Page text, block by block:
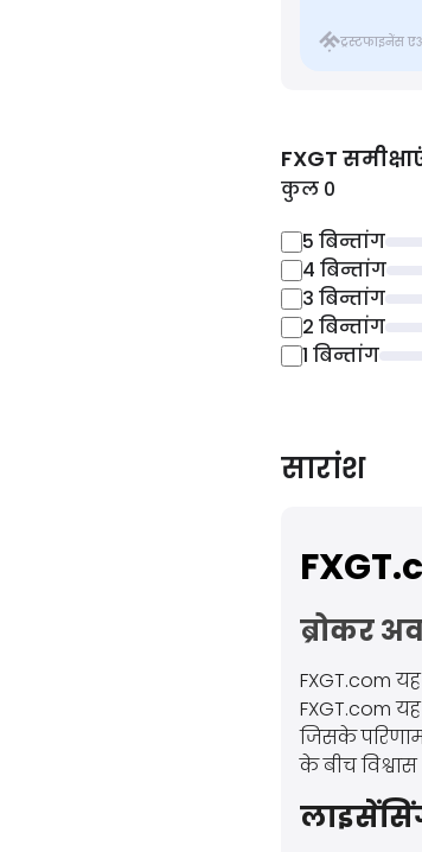
ट्रस्टफाइनेंस
FXGT
कुल 0
5 बिन्तांग
4 बिन्तांग
3 बिन्तांग
2 बिन्तांग
1 बिन्तांग
सारांश
ब्रोकर
FXGT.com
FXGT.com
जिसके
के बीच